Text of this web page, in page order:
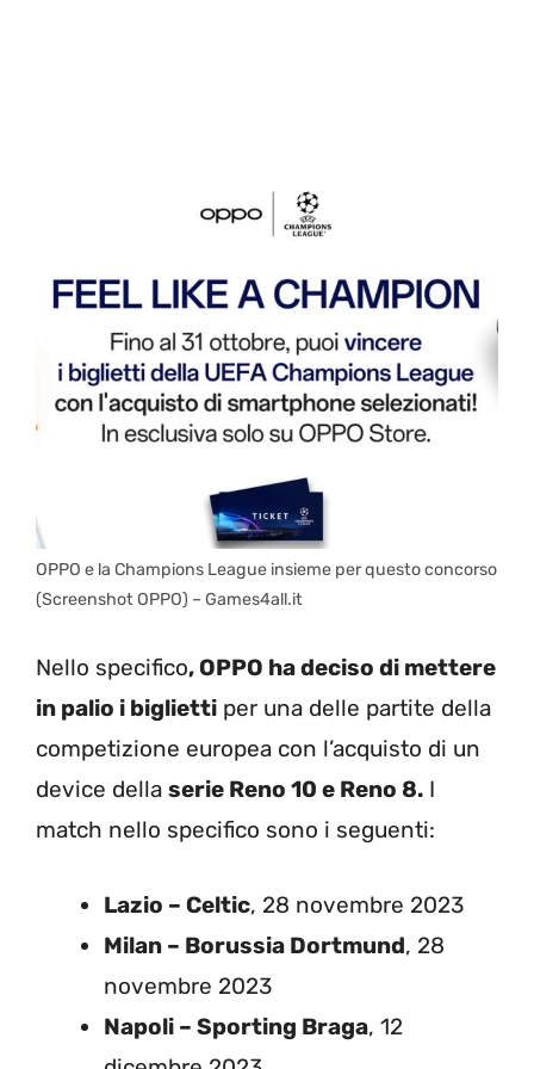
OPPO e la Champions League insieme per questo concorso
(Screenshot OPPO) – Games4all.it
Nello specifico, OPPO ha deciso di mettere
in palio i biglietti per una delle partite della
competizione europea con l’acquisto di un
device della serie Reno 10 e Reno 8. I
match nello specifico sono i seguenti:
Lazio – Celtic, 28 novembre 2023
Milan – Borussia Dortmund, 28
novembre 2023
Napoli – Sporting Braga, 12